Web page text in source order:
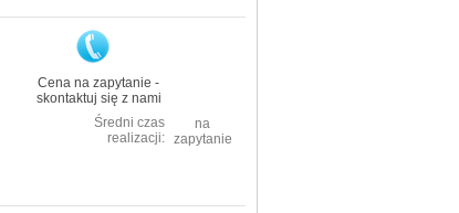
Cena na zapytanie -
skontaktuj się z nami
na
zapytanie
Średni czas
realizacji: